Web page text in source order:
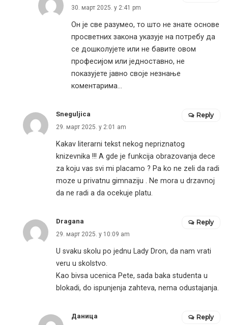
30. март 2025. у 2:41 pm
Он је све разумео, то што не знате основе
просветних закона указује на потребу да
се дошколујете или не бавите овом
професијом или једноставно, не
показујете јавно своје незнање
коментарима…
Sneguljica
29. март 2025. у 2:01 am
Kakav literarni tekst nekog nepriznatog
knizevnika !!! A gde je funkcija obrazovanja dece
za koju vas svi mi placamo ? Pa ko ne zeli da radi
moze u privatnu gimnaziju . Ne mora u drzavnoj
da ne radi a da ocekuje platu.
Reply
Dragana
29. март 2025. у 10:09 am
U svaku skolu po jednu Lady Dron, da nam vrati
veru u skolstvo.
Kao bivsa ucenica Pete, sada baka studenta u
blokadi, do ispunjenja zahteva, nema odustajanja.
Reply
Даница Reply